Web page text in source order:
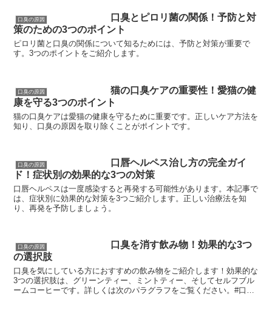
口臭の原因
口臭とピロリ菌の関係！予防と対
策のための3つのポイント
ピロリ菌と口臭の関係について知るためには、予防と対策が重要で
す。3つのポイントをご紹介します。
口臭の原因
猫の口臭ケアの重要性！愛猫の健
康を守る3つのポイント
猫の口臭ケアは愛猫の健康を守るために重要です。正しいケア方法を
知り、口臭の原因を取り除くことがポイントです。
口臭の原因
口唇ヘルペス治し方の完全ガイ
ド！症状別の効果的な3つの対策
口唇ヘルペスは一度感染すると再発する可能性があります。本記事で
は、症状別に効果的な対策を3つご紹介します。正しい治療法を知
り、再発を予防しましょう。
口臭の原因
口臭を消す飲み物！効果的な3つ
の選択肢
口臭を気にしている方におすすめの飲み物をご紹介します！効果的な
3つの選択肢は、グリーンティー、ミントティー、そしてセルフブル
ームコーヒーです。詳しくは次のパラグラフをご覧ください。#口臭